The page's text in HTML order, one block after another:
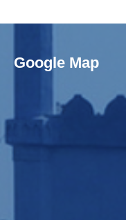
Google Map